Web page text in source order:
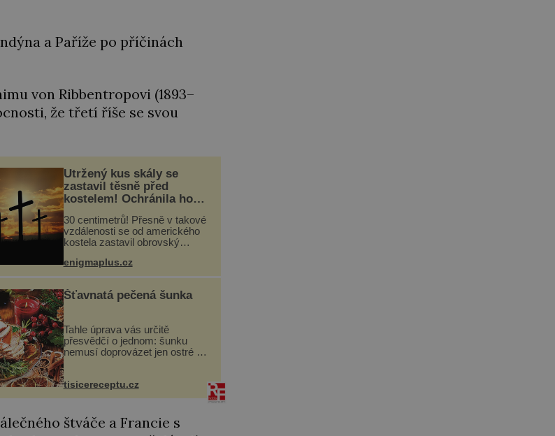
a Paříže po příčinách
von Ribbentropovi (1893–
že třetí říše se svou
Utržený kus skály se
zastavil těsně před
kostelem! Ochránila ho
boží síla?
30 centimetrů! Přesně v takové
vzdálenosti se od amerického
kostela zastavil obrovský
květnu 2014 nečekaně odtrhl od
nedaleké skály při její demolici.
Podle místních stojí ...
enigmaplus.cz
Šťavnatá pečená šunka
Tahle úprava vás určitě
přesvědčí o jednom: šunku
nemusí doprovázet jen ostré a
slané chutě. Navíc s ní
nakrmíte poměrně hodně
hladových krků. Ingredience
sádlo 3 kg šunky vcelku 3
tisicereceptu.cz
štváče a Francie s